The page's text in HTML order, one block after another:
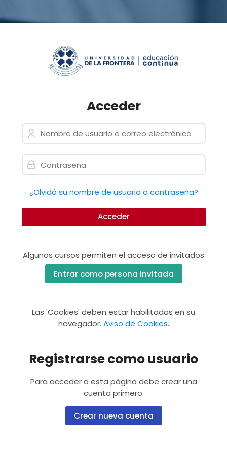
Acceder
Saltar a creación de una
Nombre de usuario o correo electrónico
Contraseña
¿Olvidó su nombre de usuario o contraseña?
Acceder
Algunos cursos permiten el acceso de invitados
Entrar como persona invitada
Las 'Cookies' deben estar habilitadas en su
navegador. Aviso de Cookies.
Registrarse como usuario
Para acceder a esta página debe crear una
cuenta primero.
Crear nueva cuenta